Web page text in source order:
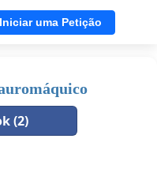
Iniciar uma Petição
(2)